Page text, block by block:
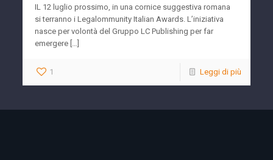
IL 12 luglio prossimo, in una cornice suggestiva romana
si terranno i Legalommunity Italian Awards. L’iniziativa
nasce per volontà del Gruppo LC Publishing per far
emergere […]
1 Leggi di più